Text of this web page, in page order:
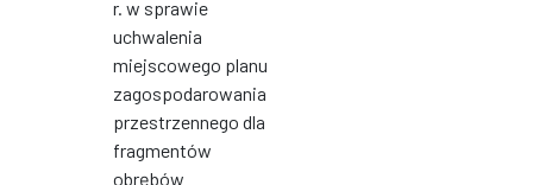
r. w sprawie
uchwalenia
miejscowego planu
zagospodarowania
przestrzennego dla
fragmentów
obrębów